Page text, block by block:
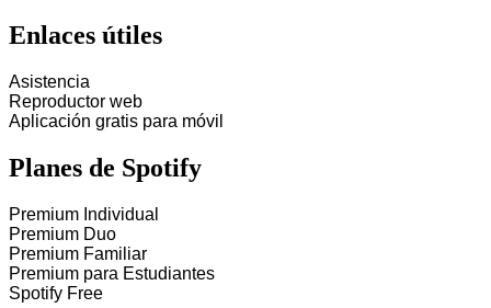
Enlaces útiles
Asistencia
Reproductor web
Aplicación gratis para móvil
Planes de Spotify
Premium Individual
Premium Duo
Premium Familiar
Premium para Estudiantes
Spotify Free